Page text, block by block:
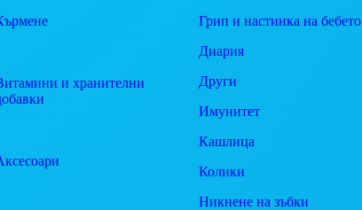
и хранителни
Грип и настинка на бебето
Диария
Други
Имунитет
Кашлица
Колики
Никнене на зъбки